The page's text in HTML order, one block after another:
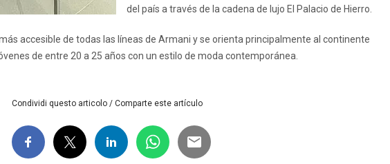
del país a través de la cadena de lujo El Palacio de Hierro.
accesible de todas las líneas de Armani y se orienta principalmente al continente
de entre 20 a 25 años con un estilo de moda contemporánea.
Condividi questo articolo / Comparte este artículo